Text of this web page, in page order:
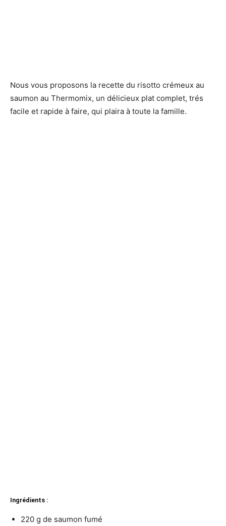
Nous vous proposons la recette du risotto crémeux au
saumon au Thermomix, un délicieux plat complet, trés
facile et rapide à faire, qui plaira à toute la famille.
Ingrédients :
220 g de saumon fumé